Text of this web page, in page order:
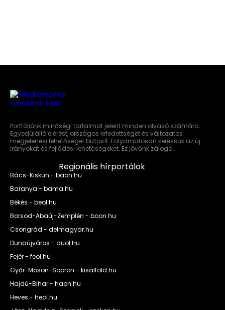
Portfóliónk minőségi tartalmat jelent minden olvasó számára.
Egyedülálló elérést, országos lefedettséget és változatos
megjelenési lehetőséget biztosít. Folyamatosan keressük az új
irányokat és fejlődési lehetőségeket. Ez jövőnk záloga.
Regionális hírportálok
Bács-Kiskun - baon.hu
Baranya - bama.hu
Békés - beol.hu
Borsod-Abaúj-Zemplén - boon.hu
Csongrád - delmagyar.hu
Dunaújváros - duol.hu
Fejér - feol.hu
Győr-Moson-Sopron - kisalfold.hu
Hajdú-Bihar - haon.hu
Heves - heol.hu